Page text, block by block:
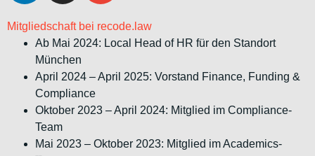
Mitgliedschaft bei recode.law
Ab Mai 2024: Local Head of HR für den Standort
München
April 2024 – April 2025: Vorstand Finance, Funding &
Compliance
Oktober 2023 – April 2024: Mitglied im Compliance-
Team
Mai 2023 – Oktober 2023: Mitglied im Academics-